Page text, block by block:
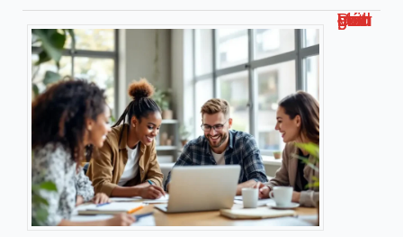
Découvrez malgrim com : Votre guide complet